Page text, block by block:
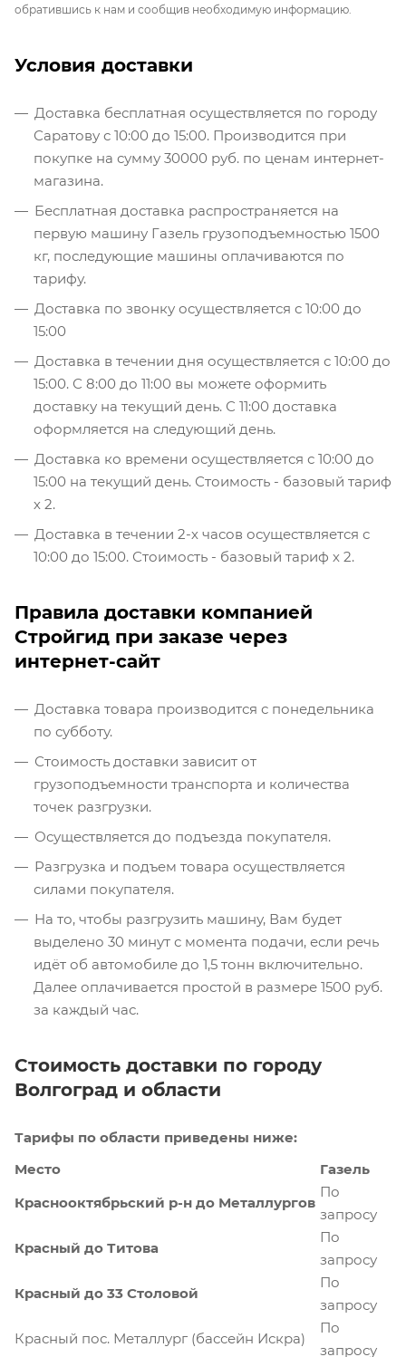
обратившись к нам и сообщив необходимую информацию.
Условия доставки
Доставка бесплатная осуществляется по городу
Саратову с 10:00 до 15:00. Производится при
покупке на сумму 30000 руб. по ценам интернет-
магазина.
Бесплатная доставка распространяется на
первую машину Газель грузоподъемностью 1500
кг, последующие машины оплачиваются по
тарифу.
Доставка по звонку осуществляется с 10:00 до
15:00
Доставка в течении дня осуществляется с 10:00 до
15:00. С 8:00 до 11:00 вы можете оформить
доставку на текущий день. С 11:00 доставка
оформляется на следующий день.
Доставка ко времени осуществляется с 10:00 до
15:00 на текущий день. Стоимость - базовый тариф
х 2.
Доставка в течении 2-х часов осуществляется с
10:00 до 15:00. Стоимость - базовый тариф х 2.
Правила доставки компанией
Стройгид при заказе через
интернет-сайт
Доставка товара производится с понедельника
по субботу.
Стоимость доставки зависит от
грузоподъемности транспорта и количества
точек разгрузки.
Осуществляется до подъезда покупателя.
Разгрузка и подъем товара осуществляется
силами покупателя.
На то, чтобы разгрузить машину, Вам будет
выделено 30 минут с момента подачи, если речь
идёт об автомобиле до 1,5 тонн включительно.
Далее оплачивается простой в размере 1500 руб.
за каждый час.
Стоимость доставки по городу
Волгоград и области
Тарифы по области приведены ниже:
Место
Газель
Краснооктябрьский р-н до Металлургов
По
запросу
Красный до Титова
По
запросу
Красный до 33 Столовой
По
запросу
Красный пос. Металлург (бассейн Искра)
По
запросу